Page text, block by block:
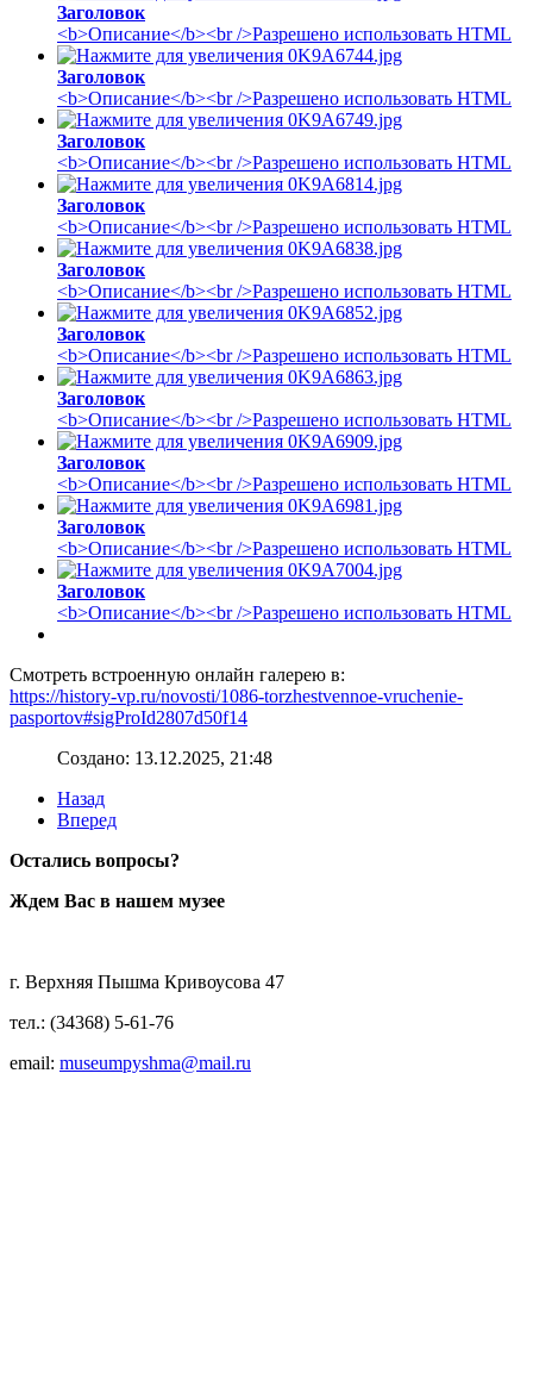
Заголовок
<b>Описание</b><br />Разрешено использовать HTML
Заголовок
<b>Описание</b><br />Разрешено использовать HTML
Заголовок
<b>Описание</b><br />Разрешено использовать HTML
Заголовок
<b>Описание</b><br />Разрешено использовать HTML
Заголовок
<b>Описание</b><br />Разрешено использовать HTML
Заголовок
<b>Описание</b><br />Разрешено использовать HTML
Заголовок
<b>Описание</b><br />Разрешено использовать HTML
Заголовок
<b>Описание</b><br />Разрешено использовать HTML
Заголовок
<b>Описание</b><br />Разрешено использовать HTML
Заголовок
<b>Описание</b><br />Разрешено использовать HTML
Смотреть встроенную онлайн галерею в:
https://history-vp.ru/novosti/1086-torzhestvennoe-vruchenie-
pasportov#sigProId2807d50f14
Создано: 13.12.2025, 21:48
Назад
Вперед
Остались вопросы?
Ждем Вас в нашем музее
г. Верхняя Пышма Кривоусова 47
тел.: (34368) 5-61-76
email: museumpyshma@mail.ru